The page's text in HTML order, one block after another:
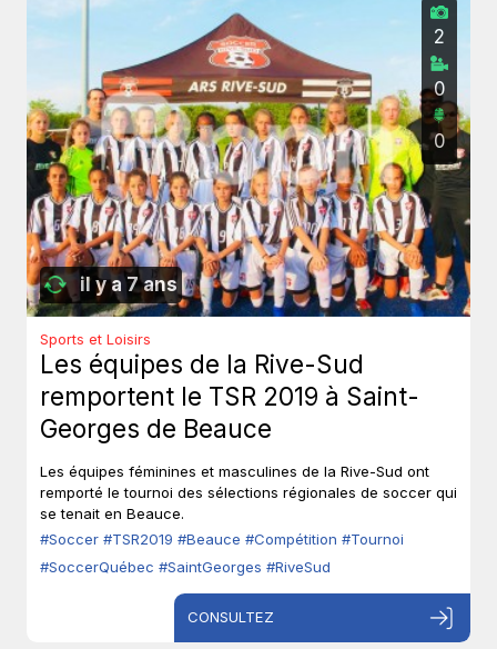
il y a 7 ans
2
0
0
Sports et Loisirs
Les équipes de la Rive-Sud
remportent le TSR 2019 à Saint-
Georges de Beauce
Les équipes féminines et masculines de la Rive-Sud ont
remporté le tournoi des sélections régionales de soccer qui
se tenait en Beauce.
#Soccer #TSR2019 #Beauce #Compétition #Tournoi
#SoccerQuébec #SaintGeorges #RiveSud
CONSULTEZ